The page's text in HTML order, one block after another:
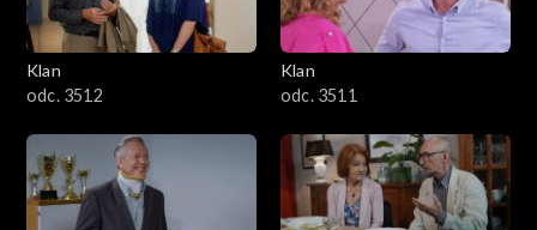
Klan
odc. 3512
Klan
odc. 3511